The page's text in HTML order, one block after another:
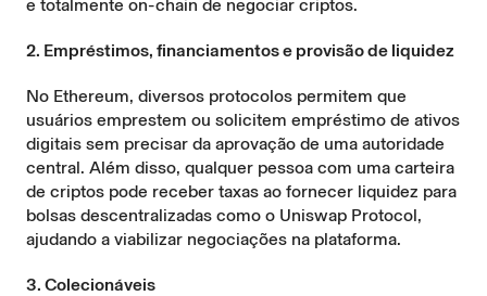
e totalmente on-chain de negociar criptos.
2. Empréstimos, financiamentos e provisão de liquidez
No Ethereum, diversos protocolos permitem que
usuários emprestem ou solicitem empréstimo de ativos
digitais sem precisar da aprovação de uma autoridade
central. Além disso, qualquer pessoa com uma carteira
de criptos pode receber taxas ao fornecer liquidez para
bolsas descentralizadas como o Uniswap Protocol,
ajudando a viabilizar negociações na plataforma.
3. Colecionáveis